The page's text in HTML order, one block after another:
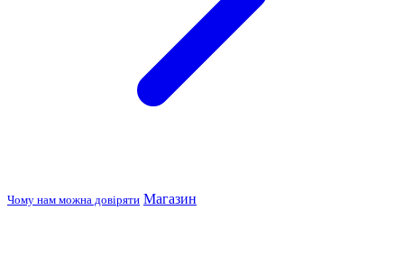
Чому нам можна довіряти Магазин